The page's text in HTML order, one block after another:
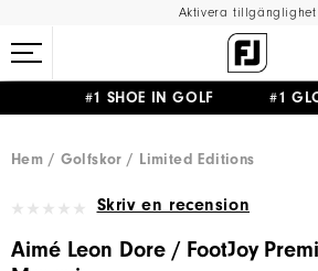
Aktivera tillgänglighet
#1 SHOE IN GOLF #1
Hem
Golfskor Limited Editions
Skriv en recension
Aimé Leon Dore / FootJoy